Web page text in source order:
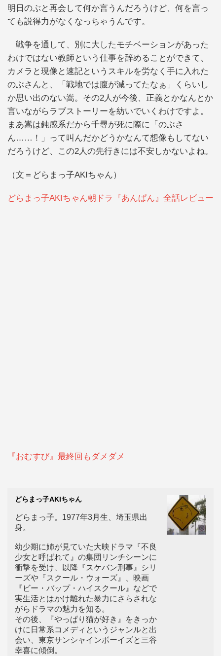
明日のぶと再会して何か言うんだろうけど、何を言っ
ても説得力がなくなっちゃうんです。
戦争を通して、別に大したモチベーションがあった
わけではない教師という仕事を辞めることができて、
カメラと現像と速記というスキルを労なく手に入れた
のぶさんと、「戦地では腹が減ってたなぁ」くらいし
か思い出のない嵩。その2人が今後、正義とかなんとか
言いながらラブストーリーを紡いでいくわけですよ。
まあ嵩は鈍感系だから千尋が死に際に「のぶさ
ん……！」って叫んだかどうかなんて想像もしてない
だろうけど、この2人の先行きには不安しかないよね。
（文＝どらまっ子AKIちゃん）
どらまっ子AKIちゃん朝ドラ『あんぱん』全話レビュー
『おむすび』最終回もダメダメ
どらまっ子AKIちゃん
どらまっ子。1977年3月生、埼玉県出
身。
幼少期に姉が見ていた大映ドラマ『不良
少女と呼ばれて』の集団リンチシーンに
衝撃を受け、以降『スケバン刑事』シリ
ーズや『スクール・ウォーズ』、映画
『ビー・バップ・ハイスクール』などで
実生活とはかけ離れた暴力にさらされな
がらドラマの魅力を知る。
その後、『やっぱり猫が好き』をきっか
けに日常系コメディというジャンルと出
会い、東京サンシャインボーイズと三谷
幸喜に傾倒。